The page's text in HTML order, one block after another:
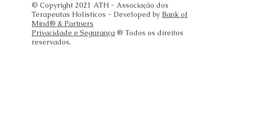
© Copyright 2021 ATH - Associação dos
Terapeutas Holísticos - Developed by Bank of
Mind® & Partners
Privacidade e Segurança ® Todos os direitos
reservados.